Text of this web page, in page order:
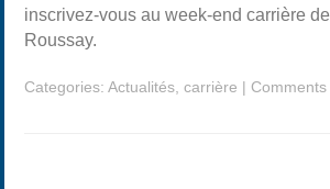
inscrivez-vous au week-end carrière de
Roussay.
Categories:Actualités ,carrière | Comments